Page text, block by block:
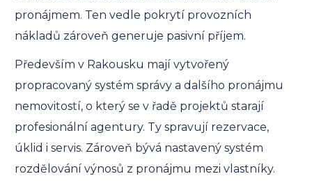
pronájmem. Ten vedle pokrytí provozních
nákladů zároveň generuje pasivní příjem.
Především v Rakousku mají vytvořený
propracovaný systém správy a dalšího pronájmu
nemovitostí, o který se v řadě projektů starají
profesionální agentury. Ty spravují rezervace,
úklid i servis. Zároveň bývá nastavený systém
rozdělování výnosů z pronájmu mezi vlastníky.